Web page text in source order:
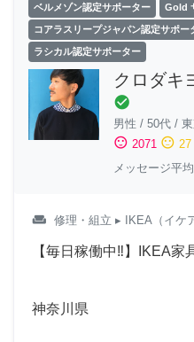
ベルメゾン認定サポーター Gold
コアラスリープジャパン認定サポー
ラシカル認定サポーター
クロダキ
check_circle
男性 / 50代 /
sentiment_satisfied 2071 sentiment_neutral 27
メッセージ平
weekend 修理・組立 ▸ IKEA（イケ
【毎日稼働中‼︎】IKEA家
神奈川県